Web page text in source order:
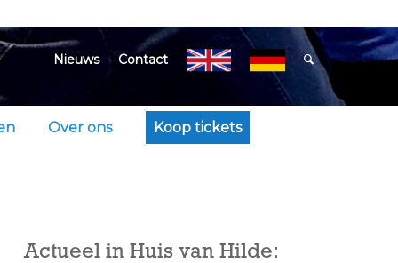
Nieuws Contact
Over ons Koop tickets
Actueel in Huis van Hilde: